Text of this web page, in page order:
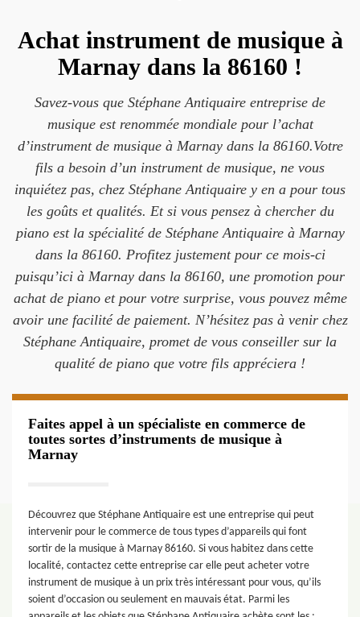
Achat instrument de musique à
Marnay dans la 86160 !
Savez-vous que Stéphane Antiquaire entreprise de
musique est renommée mondiale pour l’achat
d’instrument de musique à Marnay dans la 86160.Votre
fils a besoin d’un instrument de musique, ne vous
inquiétez pas, chez Stéphane Antiquaire y en a pour tous
les goûts et qualités. Et si vous pensez à chercher du
piano est la spécialité de Stéphane Antiquaire à Marnay
dans la 86160. Profitez justement pour ce mois-ci
puisqu’ici à Marnay dans la 86160, une promotion pour
achat de piano et pour votre surprise, vous pouvez même
avoir une facilité de paiement. N’hésitez pas à venir chez
Stéphane Antiquaire, promet de vous conseiller sur la
qualité de piano que votre fils appréciera !
Faites appel à un spécialiste en commerce de
toutes sortes d’instruments de musique à
Marnay
Découvrez que Stéphane Antiquaire est une entreprise qui peut
intervenir pour le commerce de tous types d’appareils qui font
sortir de la musique à Marnay 86160. Si vous habitez dans cette
localité, contactez cette entreprise car elle peut acheter votre
instrument de musique à un prix très intéressant pour vous, qu’ils
soient d’occasion ou seulement en mauvais état. Parmi les